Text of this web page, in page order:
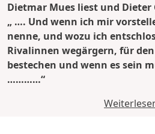
Dietmar Mues liest und
„ …. Und wenn ich mir
nenne, und wozu ich
Rivalinnen wegärgern, für
bestechen und wenn es sein
…………“